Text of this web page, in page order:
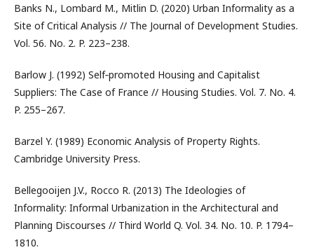
Banks N., Lombard M., Mitlin D. (2020) Urban Informality as a
Site of Critical Analysis // The Journal of Development Studies.
Vol. 56. No. 2. P. 223–238.
Barlow J. (1992) Self‐promoted Housing and Capitalist
Suppliers: Тhe Case of France // Housing Studies. Vol. 7. No. 4.
P. 255–267.
Barzel Y. (1989) Economic Analysis of Property Rights.
Cambridge University Press.
Bellegooijen J.V., Rocco R. (2013) The Ideologies of
Informality: Informal Urbanization in the Architectural and
Planning Discourses // Third World Q. Vol. 34. No. 10. P. 1794–
1810.